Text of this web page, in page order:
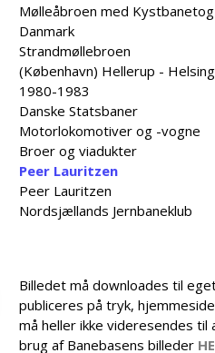
Mølleåbroen med Kystbanetog
Danmark
Strandmøllebroen
(København) Hellerup -
1980-1983
Danske Statsbaner
Motorlokomotiver og -vogne
Broer og viadukter
Peer Lauritzen
Peer Lauritzen
Nordsjællands Jernbaneklub
Billedet må downloades til
publiceres på tryk,
må heller ikke videresendes
brug af Banebasens billeder